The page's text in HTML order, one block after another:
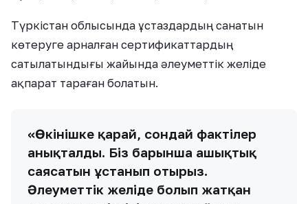
Әлеуметтік желіде болып жатқан
мәселелерді жіті қадағалаймыз.
Ресми түрде құзыретті органдарға
тергеу амалдарын жүргізу үшін сол
органдар анық-қанығын айтып
береді деп үміттеніп отырмыз. Ондай
адамдардың жалған диплом, жалған
сертификаттармен білім